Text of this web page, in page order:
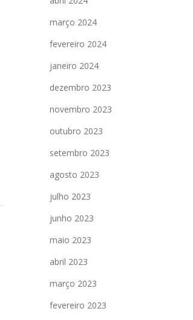
março 2024
fevereiro 2024
janeiro 2024
dezembro 2023
novembro 2023
outubro 2023
setembro 2023
agosto 2023
julho 2023
junho 2023
maio 2023
abril 2023
março 2023
fevereiro 2023